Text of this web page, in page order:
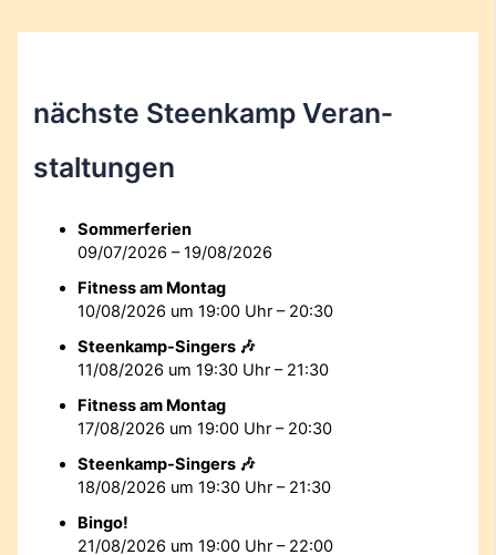
nächste Steenkamp Veran­
staltungen
Sommerferien
09/07/2026 – 19/08/2026
Fitness am Montag
10/08/2026 um 19:00 Uhr – 20:30
Steenkamp-Singers 🎶
11/08/2026 um 19:30 Uhr – 21:30
Fitness am Montag
17/08/2026 um 19:00 Uhr – 20:30
Steenkamp-Singers 🎶
18/08/2026 um 19:30 Uhr – 21:30
Bingo!
21/08/2026 um 19:00 Uhr – 22:00